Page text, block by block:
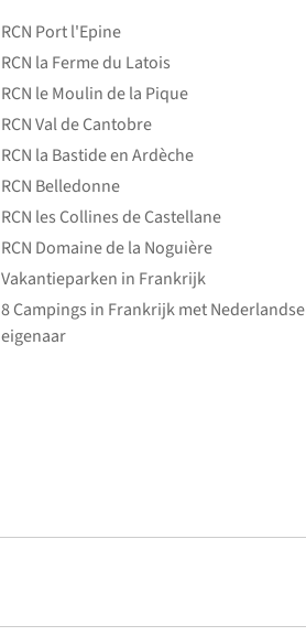
RCN Port l'Epine
RCN la Ferme du Latois
RCN le Moulin de la Pique
RCN Val de Cantobre
RCN la Bastide en Ardèche
RCN Belledonne
RCN les Collines de Castellane
RCN Domaine de la Noguière
Vakantieparken in Frankrijk
8 Campings in Frankrijk met Nederlandse
eigenaar